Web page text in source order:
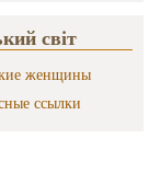
світ
женщины
ссылки